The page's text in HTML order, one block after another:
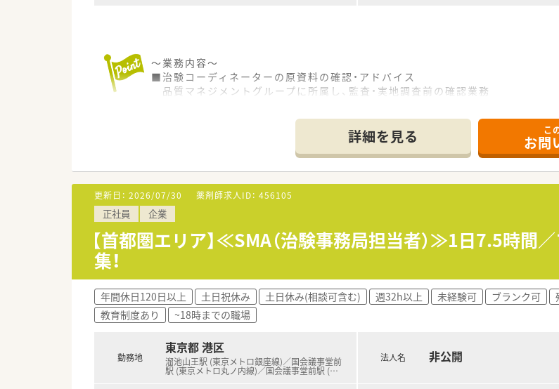
～業務内容～
■治験コーディネーターの原資料の確認・アドバイス
品質マネジメントグループに所属し、監査・実地調査前の確認業務
■インシデントやアクシデント発生時の要因分析と対応策提案企画・マニュアル
※全国の提携医療機関、オフィスへの出張
■CRC経験5年以上
～働き方～
■月～金 9：00～17：30（休憩60分）より1日7.5時間のフレックスタイム制での
■チームで仕事を進めている方針の為、負担も少なくメンバーに相談しながら業
■完全週休二日制（土曜、日曜）で出張などの休日出勤時の振休取得はもちろんご
■安定基盤の東証プライム上場のグループ企業。社内システムも充実しており、
■人材開発にも注力しており、入社時研修は6週間をかけ基礎から実務面まで幅
■社員の8割が女性のため、女性が働きやすい環境が整っています。
■会社のカラーとしてチーム全体で協力しながら治験を進めていく会社です。
1人3～5施設を受け持ちますが、他のチームメンバーがサポートしながら治験
す。
詳細を見る こ
お問
更新日： 2026/07/30 薬剤師求人ID： 456105
正社員 企業
【首都圏エリア】≪SMA（治験事務局担当者）≫1日7.5時間
集！
年間休日120日以上 土日祝休み 土日休み(相談可含む) 週32h以上 未経験可 ブランク可
教育制度あり
~18時までの職場
勤務地
東京都 港区
溜池山王駅 (東京メトロ銀座線)／国会議事堂前
駅 (東京メトロ丸ノ内線)／国会議事堂前駅 (…
法人名 非公開